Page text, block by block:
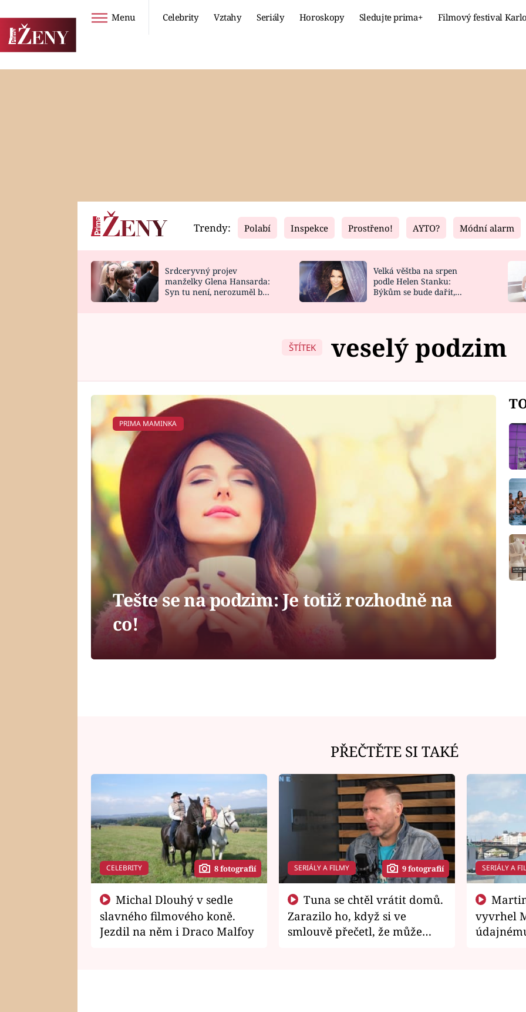
Menu Celebrity Vztahy Seriály Horoskopy Sledujte prima+ Filmový festival
Horoskopy
HOROSKOP NA
Video
CELEBRITY
VAŘENÍ
Fresh
NOVINKY
VIDEORECEPTY
Living
DESIGN
Trendy: Polabí Inspekce Prostřeno! AYTO? Módní alarm
Srdceryvný projev
manželky Glena Hansarda:
Syn tu není, nerozuměl by
Velká věštba na srpen
podle Helen Stanku:
Býkům se bude dařit,
ŠTÍTEK veselý podzim
PRIMA MAMINKA
Tešte se na podzim: Je totiž rozhodně na
co!
PŘEČTĚTE SI TAKÉ
CELEBRITY 8 fotografií
slavného filmového koně.
Jezdil na něm i Draco Malfoy
SERIÁLY A FILMY 9 fotografií
Zarazilo ho, když si ve
smlouvě přečetl, že může
SERIÁLY A
vyvrhel